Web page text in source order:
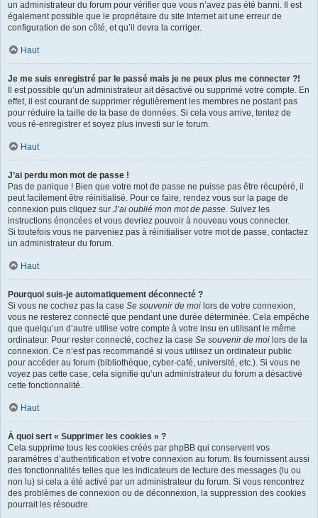
un administrateur du forum pour vérifier que vous n’avez pas été banni. Il est
également possible que le propriétaire du site Internet ait une erreur de
configuration de son côté, et qu’il devra la corriger.
Haut
Je me suis enregistré par le passé mais je ne peux plus me connecter ?!
Il est possible qu’un administrateur ait désactivé ou supprimé votre compte. En
effet, il est courant de supprimer régulièrement les membres ne postant pas
pour réduire la taille de la base de données. Si cela vous arrive, tentez de
vous ré-enregistrer et soyez plus investi sur le forum.
Haut
J’ai perdu mon mot de passe !
Pas de panique ! Bien que votre mot de passe ne puisse pas être récupéré, il
peut facilement être réinitialisé. Pour ce faire, rendez vous sur la page de
connexion puis cliquez sur J’ai oublié mon mot de passe. Suivez les
instructions énoncées et vous devriez pouvoir à nouveau vous connecter.
Si toutefois vous ne parveniez pas à réinitialiser votre mot de passe, contactez
un administrateur du forum.
Haut
Pourquoi suis-je automatiquement déconnecté ?
Si vous ne cochez pas la case Se souvenir de moi lors de votre connexion,
vous ne resterez connecté que pendant une durée déterminée. Cela empêche
que quelqu’un d’autre utilise votre compte à votre insu en utilisant le même
ordinateur. Pour rester connecté, cochez la case Se souvenir de moi lors de la
connexion. Ce n’est pas recommandé si vous utilisez un ordinateur public
pour accéder au forum (bibliothèque, cyber-café, université, etc.). Si vous ne
voyez pas cette case, cela signifie qu’un administrateur du forum a désactivé
cette fonctionnalité.
Haut
À quoi sert « Supprimer les cookies » ?
Cela supprime tous les cookies créés par phpBB qui conservent vos
paramètres d’authentification et votre connexion au forum. Ils fournissent aussi
des fonctionnalités telles que les indicateurs de lecture des messages (lu ou
non lu) si cela a été activé par un administrateur du forum. Si vous rencontrez
des problèmes de connexion ou de déconnexion, la suppression des cookies
pourrait les résoudre.